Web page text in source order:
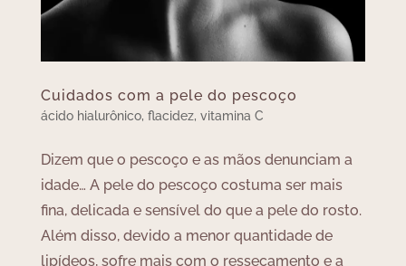
Cuidados com a pele do pescoço
ácido hialurônico, flacidez, vitamina C
Dizem que o pescoço e as mãos denunciam a
idade… A pele do pescoço costuma ser mais
fina, delicada e sensível do que a pele do rosto.
Além disso, devido a menor quantidade de
lipídeos, sofre mais com o ressecamento e a